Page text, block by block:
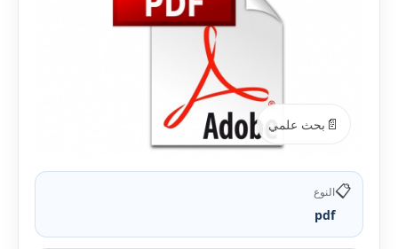
📄 بحث علمي
📋النوع
pdf